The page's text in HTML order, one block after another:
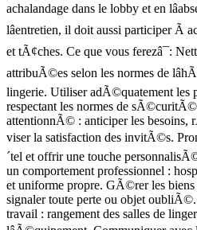
achalandage dans le lobby et en
lâentretien, il doit aussi participer Ã
et tÃ¢ches. Ce que vous ferezâ¯:
attribuÃ©es selon les normes de
lingerie. Utiliser adÃ©quatement les
respectant les normes de
attentionnÃ© : anticiper les besoins,
viser la satisfaction des invitÃ©s.
´tel et offrir une touche
un comportement professionnel :
et uniforme propre. GÃ©rer les
signaler toute perte ou objet oubliÃ©.
travail : rangement des salles de